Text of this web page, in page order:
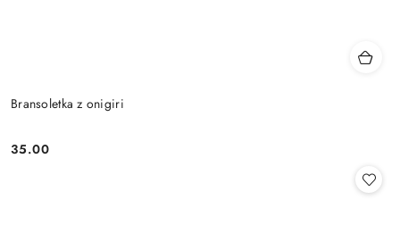
Bransoletka z onigiri
Cena:
35.00